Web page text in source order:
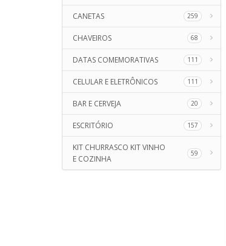
CANETAS 259
CHAVEIROS 68
DATAS COMEMORATIVAS 111
CELULAR E ELETRÔNICOS 111
BAR E CERVEJA 20
ESCRITÓRIO 157
KIT CHURRASCO KIT VINHO
E COZINHA
59